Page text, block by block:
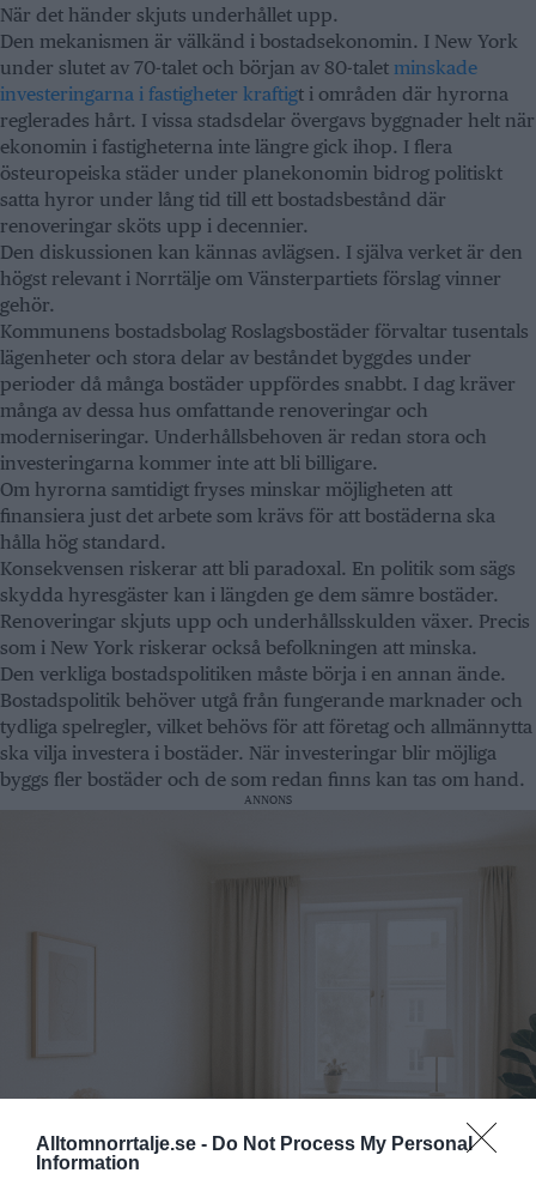
Alltomnorrtalje.se - Do Not Process My Personal
Information
När det händer skjuts underhållet upp.
Den mekanismen är välkänd i bostadsekonomin. I New York
under slutet av 70-talet och början av 80-talet minskade
investeringarna i fastigheter kraftigt i områden där hyrorna
reglerades hårt. I vissa stadsdelar övergavs byggnader helt när
ekonomin i fastigheterna inte längre gick ihop. I flera
östeuropeiska städer under planekonomin bidrog politiskt
satta hyror under lång tid till ett bostadsbestånd där
renoveringar sköts upp i decennier.
Den diskussionen kan kännas avlägsen. I själva verket är den
högst relevant i Norrtälje om Vänsterpartiets förslag vinner
gehör.
Kommunens bostadsbolag Roslagsbostäder förvaltar tusentals
lägenheter och stora delar av beståndet byggdes under
perioder då många bostäder uppfördes snabbt. I dag kräver
många av dessa hus omfattande renoveringar och
moderniseringar. Underhållsbehoven är redan stora och
investeringarna kommer inte att bli billigare.
Om hyrorna samtidigt fryses minskar möjligheten att
finansiera just det arbete som krävs för att bostäderna ska
hålla hög standard.
Konsekvensen riskerar att bli paradoxal. En politik som sägs
skydda hyresgäster kan i längden ge dem sämre bostäder.
Renoveringar skjuts upp och underhållsskulden växer. Precis
som i New York riskerar också befolkningen att minska.
Den verkliga bostadspolitiken måste börja i en annan ände.
Bostadspolitik behöver utgå från fungerande marknader och
tydliga spelregler, vilket behövs för att företag och allmännytta
ska vilja investera i bostäder. När investeringar blir möjliga
byggs fler bostäder och de som redan finns kan tas om hand.
ANNONS